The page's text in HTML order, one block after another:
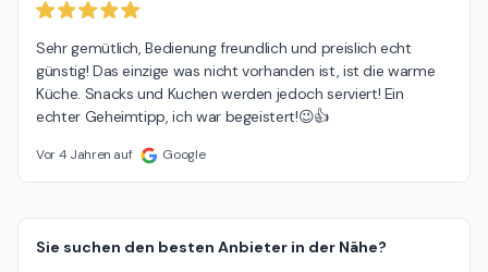
Sehr gemütlich, Bedienung freundlich und preislich echt
günstig! Das einzige was nicht vorhanden ist, ist die warme
Küche. Snacks und Kuchen werden jedoch serviert! Ein
echter Geheimtipp, ich war begeistert!😉👍
Vor 4 Jahren auf Google
Sie suchen den besten Anbieter in der Nähe?